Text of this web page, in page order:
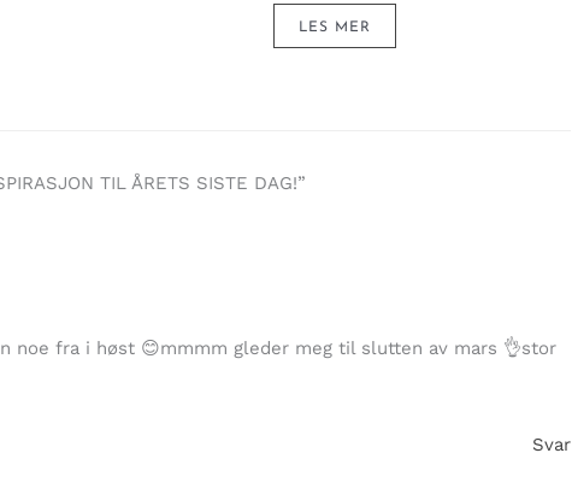
LES MER
TIL ÅRETS SISTE DAG!”
noe fra i høst 😊mmmm gleder meg til slutten av mars 👌stor
Svar